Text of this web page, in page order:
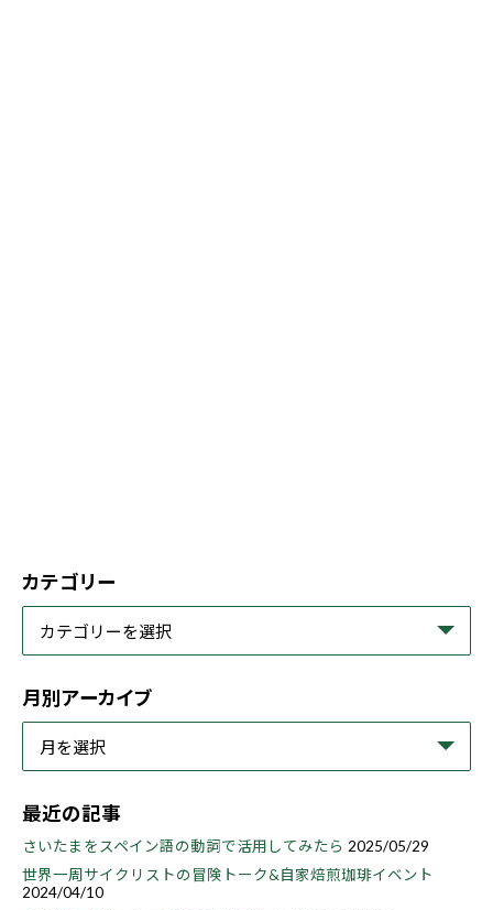
カテゴリー
月別アーカイブ
最近の記事
さいたまをスペイン語の動詞で活用してみたら 2025/05/29
世界一周サイクリストの冒険トーク&自家焙煎珈琲イベント
2024/04/10